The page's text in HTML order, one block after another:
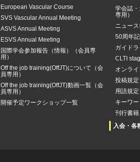
European Vascular Course
SVS Vascular Annual Meeting
ASVS Annual Meeting
ESVS Annual Meeting
国際学会参加報告（情報）（会員専
用）
Off the job training(OffJT)について（会
員専用）
Off the job training(OffJT)動画一覧（会
員専用）
開催予定ワークショップ一覧
学会誌
専用）
ニュース
50周年
ガイド
CLTI
オンラ
投稿規定
用語規定
キーワー
刊行書籍
入会・各